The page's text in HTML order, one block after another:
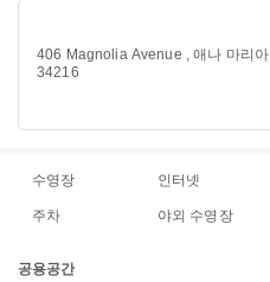
406 Magnolia Avenue , 애나 마리아
34216
수영장 인터넷
주차 야외 수영장
공용공간